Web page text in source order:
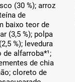
(30 %); arroz
de
baixo teor de
(3,5 %); polpa
%); levedura
de alfarroba*¹;
de chia
cloreto de